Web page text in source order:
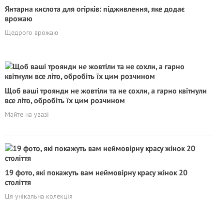
Янтарна кислота для огірків: підживлення, яке додає
врожаю
Щедрого врожаю
Щоб ваші троянди не жовтіли та не сохли, а гарно квітнули
все літо, обробіть їх цим розчином
Майте на увазі
19 фото, які покажуть вам неймовірну красу жінок 20
століття
Ця унікальна колекція